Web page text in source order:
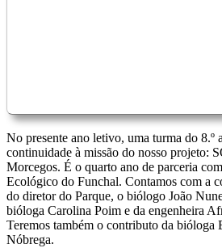
No presente ano letivo, uma turma do 8.º
continuidade à missão do nosso projeto:
Morcegos. É o quarto ano de parceria
Ecológico do Funchal. Contamos com a
do diretor do Parque, o biólogo João
bióloga Carolina Poim e da engenheira
Teremos também o contributo da bióloga
Nóbrega.